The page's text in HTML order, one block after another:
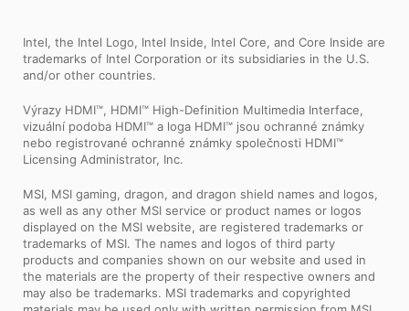
Intel, the Intel Logo, Intel Inside, Intel Core, and Core Inside are
trademarks of Intel Corporation or its subsidiaries in the U.S.
and/or other countries.
Výrazy HDMI™, HDMI™ High-Definition Multimedia Interface,
vizuální podoba HDMI™ a loga HDMI™ jsou ochranné známky
nebo registrované ochranné známky společnosti HDMI™
Licensing Administrator, Inc.
MSI, MSI gaming, dragon, and dragon shield names and logos,
as well as any other MSI service or product names or logos
displayed on the MSI website, are registered trademarks or
trademarks of MSI. The names and logos of third party
products and companies shown on our website and used in
the materials are the property of their respective owners and
may also be trademarks. MSI trademarks and copyrighted